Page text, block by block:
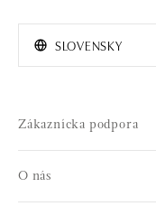
SLOVENSKY
Zákaznícka podpora
O nás